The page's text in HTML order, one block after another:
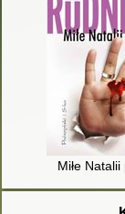
Miłe